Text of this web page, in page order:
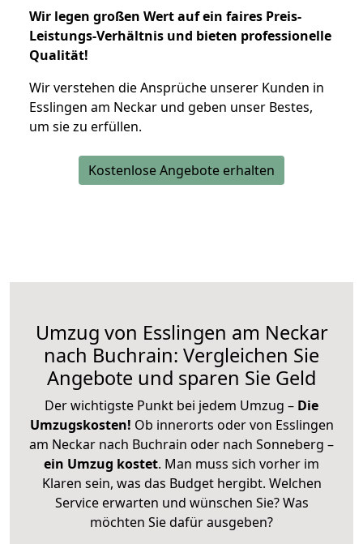
Wir legen großen Wert auf ein faires Preis-
Leistungs-Verhältnis und bieten professionelle
Qualität!
Wir verstehen die Ansprüche unserer Kunden in
Esslingen am Neckar und geben unser Bestes,
um sie zu erfüllen.
Kostenlose Angebote erhalten
Umzug von Esslingen am Neckar
nach Buchrain: Vergleichen Sie
Angebote und sparen Sie Geld
Der wichtigste Punkt bei jedem Umzug – Die
Umzugskosten! Ob innerorts oder von Esslingen
am Neckar nach Buchrain oder nach Sonneberg –
ein Umzug kostet. Man muss sich vorher im
Klaren sein, was das Budget hergibt. Welchen
Service erwarten und wünschen Sie? Was
möchten Sie dafür ausgeben?